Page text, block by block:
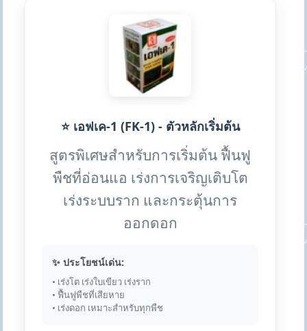
⭐ เอฟเค-1 (FK-1) - ตัวหลักเริ่มต้น
สูตรพิเศษสำหรับการเริ่มต้น ฟื้นฟู
พืชที่อ่อนแอ เร่งการเจริญเติบโต
เร่งระบบราก และกระตุ้นการ
ออกดอก
✨ ประโยชน์เด่น:
• เร่งโต เร่งใบเขียว เร่งราก
• ฟื้นฟูพืชที่เสียหาย
• เร่งดอก เหมาะสำหรับทุกพืช